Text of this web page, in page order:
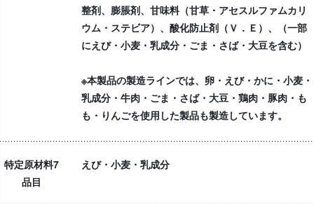
整剤、膨脹剤、甘味料（甘草・アセスルファムカリ
ウム・ステビア）、酸化防止剤（Ｖ．Ｅ）、（一部
にえび・小麦・乳成分・ごま・さば・大豆を含む）
※本製品の製造ラインでは、卵・えび・かに・小麦・
乳成分・牛肉・ごま・さば・大豆・鶏肉・豚肉・も
も・りんごを使用した製品も製造しています。
特定原材料7
品目
えび・小麦・乳成分